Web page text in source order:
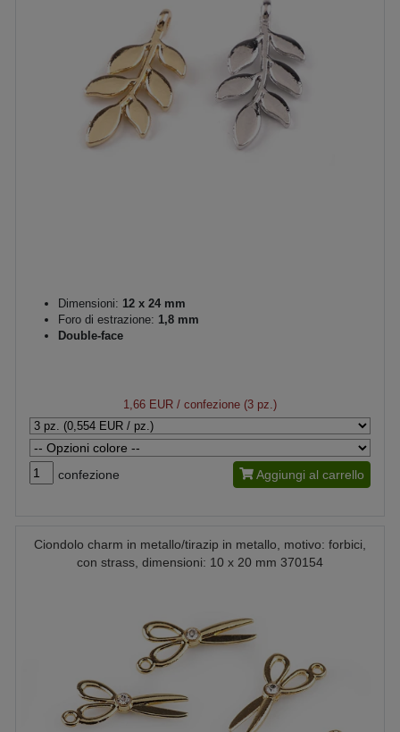
Dimensioni: 12 x 24 mm
Foro di estrazione: 1,8 mm
Double-face
1,66 EUR / confezione (3 pz.)
confezione Aggiungi al carrello
Ciondolo charm in metallo/tirazip in metallo, motivo: forbici,
con strass, dimensioni: 10 x 20 mm 370154